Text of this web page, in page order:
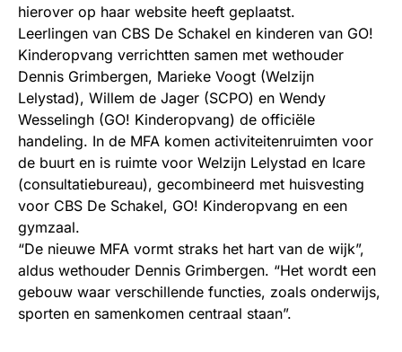
hierover op haar website heeft geplaatst.
Leerlingen van CBS De Schakel en kinderen van GO!
Kinderopvang verrichtten samen met wethouder
Dennis Grimbergen, Marieke Voogt (Welzijn
Lelystad), Willem de Jager (SCPO) en Wendy
Wesselingh (GO! Kinderopvang) de officiële
handeling. In de MFA komen activiteitenruimten voor
de buurt en is ruimte voor Welzijn Lelystad en Icare
(consultatiebureau), gecombineerd met huisvesting
voor CBS De Schakel, GO! Kinderopvang en een
gymzaal.
“De nieuwe MFA vormt straks het hart van de wijk”,
aldus wethouder Dennis Grimbergen. “Het wordt een
gebouw waar verschillende functies, zoals onderwijs,
sporten en samenkomen centraal staan”.